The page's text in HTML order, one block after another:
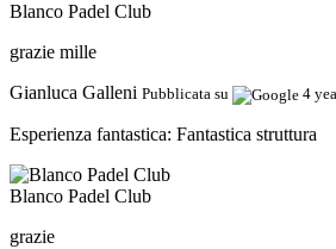
Blanco Padel Club
grazie mille
Gianluca Galleni Pubblicata su 4
Esperienza fantastica: Fantastica struttura
Blanco Padel Club
grazie